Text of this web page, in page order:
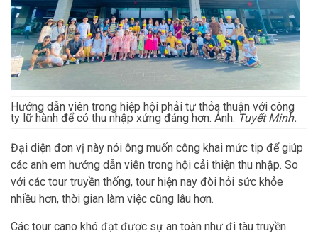
Hướng dẫn viên trong hiệp hội phải tự thỏa thuận với công
ty lữ hành để có thu nhập xứng đáng hơn. Ảnh: Tuyết Minh.
Đại diện đơn vị này nói ông muốn công khai mức tip để giúp
các anh em hướng dẫn viên trong hội cải thiện thu nhập. So
với các tour truyền thống, tour hiện nay đòi hỏi sức khỏe
nhiều hơn, thời gian làm việc cũng lâu hơn.
Các tour cano khó đạt được sự an toàn như đi tàu truyền